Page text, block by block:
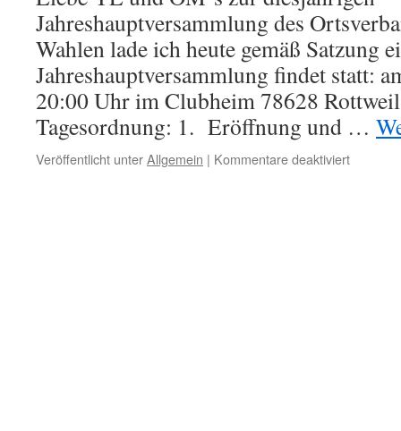
Jahreshauptversammlung des
Wahlen lade ich heute gemäß Satzung
Jahreshauptversammlung findet statt:
20:00 Uhr im Clubheim 78628
Tagesordnung: 1. Eröffnung und …
Veröffentlicht unterAllgemein | Kommentare deaktiviertfür